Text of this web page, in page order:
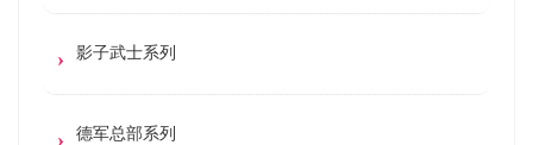
影子武士系列
德军总部系列